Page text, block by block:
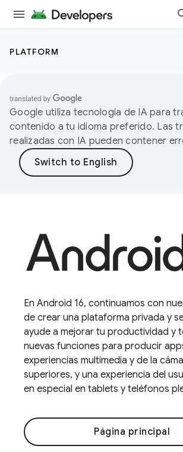
PLATFORM
Google utiliza tecnología de IA para
contenido a tu idioma preferido. Las
realizadas con IA pueden contener
En Android 16, continuamos con
de crear una plataforma privada y
ayude a mejorar tu productividad y
nuevas funciones para producir
experiencias multimedia y de la
superiores, y una experiencia del
en especial en tablets y teléfonos
Página principal